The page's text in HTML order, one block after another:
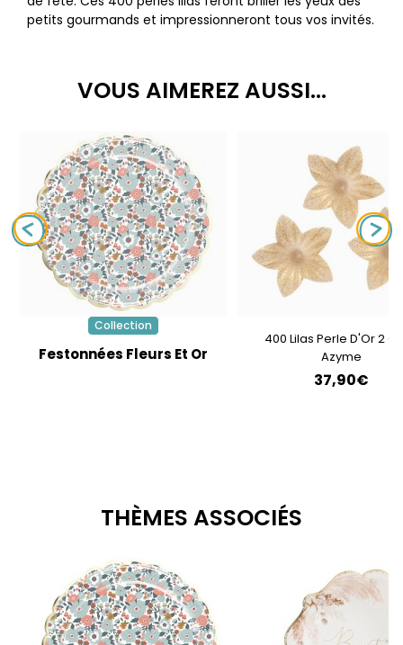
petits gourmands et impressionneront tous vos invités.
VOUS AIMEREZ AUSSI...
Collection
Festonnées Fleurs Et Or
400 Lilas Perle D'Or 2
Azyme
37,90€
THÈMES ASSOCIÉS